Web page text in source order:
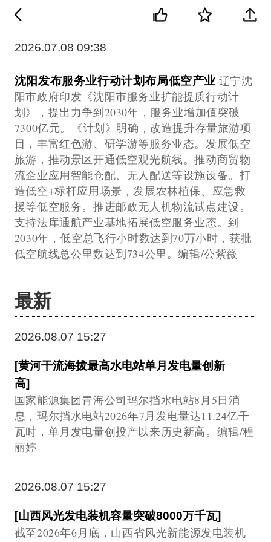
2026.07.08 09:38
沈阳发布服务业行动计划布局低空产业 辽宁沈
阳市政府印发《沈阳市服务业扩能提质行动计
划》，提出力争到2030年，服务业增加值突破
7300亿元。《计划》明确，改造提升存量旅游项
目，丰富红色游、研学游等服务业态。发展低空
旅游，推动景区开通低空观光航线。推动商贸物
流企业应用智能仓配、无人配送等设施设备。打
造低空+标杆应用场景，发展农林植保、应急救
援等低空服务。推进邮政无人机物流试点建设。
支持法库通航产业基地拓展低空服务业态。到
2030年，低空总飞行小时数达到70万小时，获批
低空航线总公里数达到734公里。编辑/公紫薇
最新
2026.08.07 15:27
[黄河干流海拔最高水电站单月发电量创新
高]
国家能源集团青海公司玛尔挡水电站8月5日消
息，玛尔挡水电站2026年7月发电量达11.24亿千
瓦时，单月发电量创投产以来历史新高。编辑/程
丽婷
2026.08.07 15:27
[山西风光发电装机容量突破8000万千瓦]
截至2026年6月底，山西省风光新能源发电装机